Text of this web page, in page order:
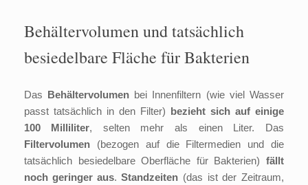
Behältervolumen und tatsächlich
besiedelbare Fläche für Bakterien
Das Behältervolumen bei Innenfiltern (wie viel Wasser
passt tatsächlich in den Filter) bezieht sich auf einige
100 Milliliter, selten mehr als einen Liter. Das
Filtervolumen (bezogen auf die Filtermedien und die
tatsächlich besiedelbare Oberfläche für Bakterien) fällt
noch geringer aus. Standzeiten (das ist der Zeitraum,